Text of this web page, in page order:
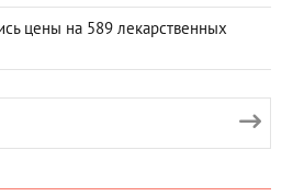
цены на 589 лекарственных